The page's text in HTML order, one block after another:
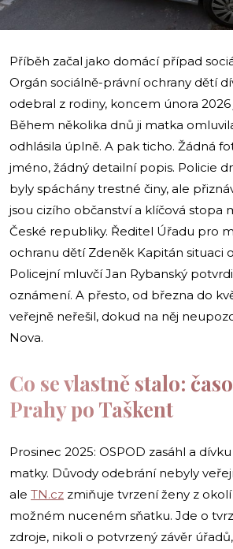
Příběh začal jako domácí případ
Orgán sociálně-právní ochrany dětí
odebral z rodiny, koncem února
Během několika dnů ji matka
odhlásila úplně. A pak ticho. Žádná
jméno, žádný detailní popis. Policie
byly spáchány trestné činy, ale
jsou cizího občanství a klíčová stopa
České republiky. Ředitel Úřadu pro
ochranu dětí Zdeněk Kapitán situaci
Policejní mluvčí Jan Rybanský
oznámení. A přesto, od března do
veřejně neřešil, dokud na něj
Nova.
Co se vlastně stalo:
Prahy po Taškent
Prosinec 2025: OSPOD zasáhl a
matky. Důvody odebrání nebyly
ale TN.cz zmiňuje tvrzení ženy z
možném nuceném sňatku. Jde o
zdroje, nikoli o potvrzený závěr